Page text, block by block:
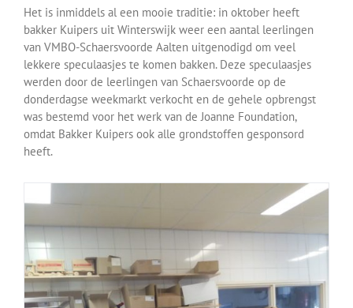
Projecten
Nieuws
Sponsoring
Contact
Het is inmiddels al een mooie traditie: in oktober heeft
bakker Kuipers uit Winterswijk weer een aantal leerlingen
van VMBO-Schaersvoorde Aalten uitgenodigd om veel
lekkere speculaasjes te komen bakken. Deze speculaasjes
werden door de leerlingen van Schaersvoorde op de
donderdagse weekmarkt verkocht en de gehele opbrengst
was bestemd voor het werk van de Joanne Foundation,
omdat Bakker Kuipers ook alle grondstoffen gesponsord
heeft.